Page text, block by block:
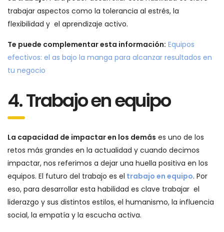
trabajar aspectos como la tolerancia al estrés, la
flexibilidad y el aprendizaje activo.
Te puede complementar esta información: Equipos
efectivos: el as bajo la manga para alcanzar resultados en
tu negocio
4. Trabajo en equipo
La capacidad de impactar en los demás es uno de los
retos más grandes en la actualidad y cuando decimos
impactar, nos referimos a dejar una huella positiva en los
equipos. El futuro del trabajo es el trabajo en equipo. Por
eso, para desarrollar esta habilidad es clave trabajar el
liderazgo y sus distintos estilos, el humanismo, la influencia
social, la empatía y la escucha activa.